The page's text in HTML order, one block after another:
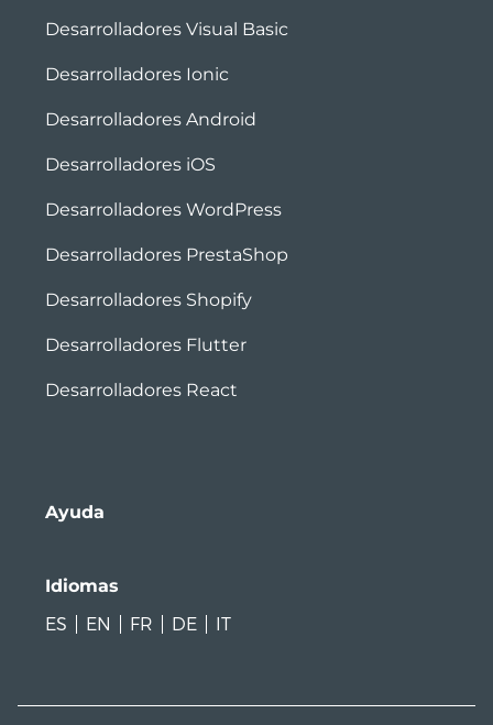
Desarrolladores Visual Basic
Desarrolladores Ionic
Desarrolladores Android
Desarrolladores iOS
Desarrolladores WordPress
Desarrolladores PrestaShop
Desarrolladores Shopify
Desarrolladores Flutter
Desarrolladores React
Ayuda
Idiomas
ES
EN FR DE IT